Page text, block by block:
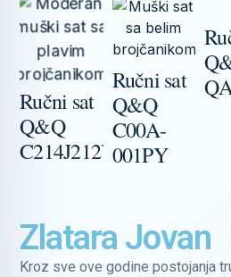
Ručni sat
Q&Q
C214J212Y
Ručni sat
Q&Q
C00A-
001PY
Zlatara Jovan
Kroz sve ove godine postojanja